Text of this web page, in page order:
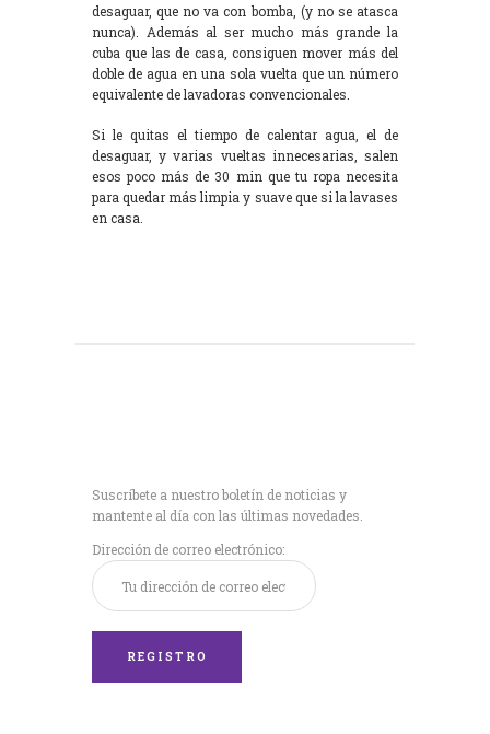
desaguar, que no va con bomba, (y no se atasca
nunca). Además al ser mucho más grande la
cuba que las de casa, consiguen mover más del
doble de agua en una sola vuelta que un número
equivalente de lavadoras convencionales.
Si le quitas el tiempo de calentar agua, el de
desaguar, y varias vueltas innecesarias, salen
esos poco más de 30 min que tu ropa necesita
para quedar más limpia y suave que si la lavases
en casa.
Suscríbete a nuestro boletín de noticias y
mantente al día con las últimas novedades.
Dirección de correo electrónico: